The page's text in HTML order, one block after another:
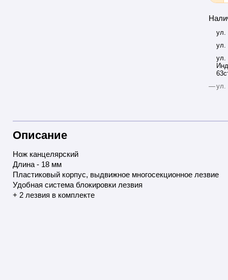
ул.
ул.
ул.
—ул.
Описание
Нож канцелярский
Длина - 18 мм
Пластиковый корпус, выдвижное многосекционное лезвие
Удобная система блокировки лезвия
+ 2 лезвия в комплекте